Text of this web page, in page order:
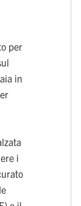
per
in
i